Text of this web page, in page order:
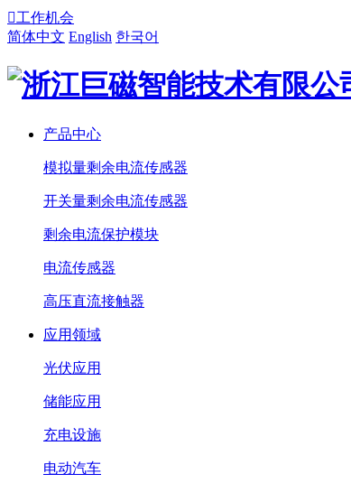
工作机会
简体中文 English 한국어
产品中心
模拟量剩余电流传感器
开关量剩余电流传感器
剩余电流保护模块
电流传感器
高压直流接触器
应用领域
光伏应用
储能应用
充电设施
电动汽车